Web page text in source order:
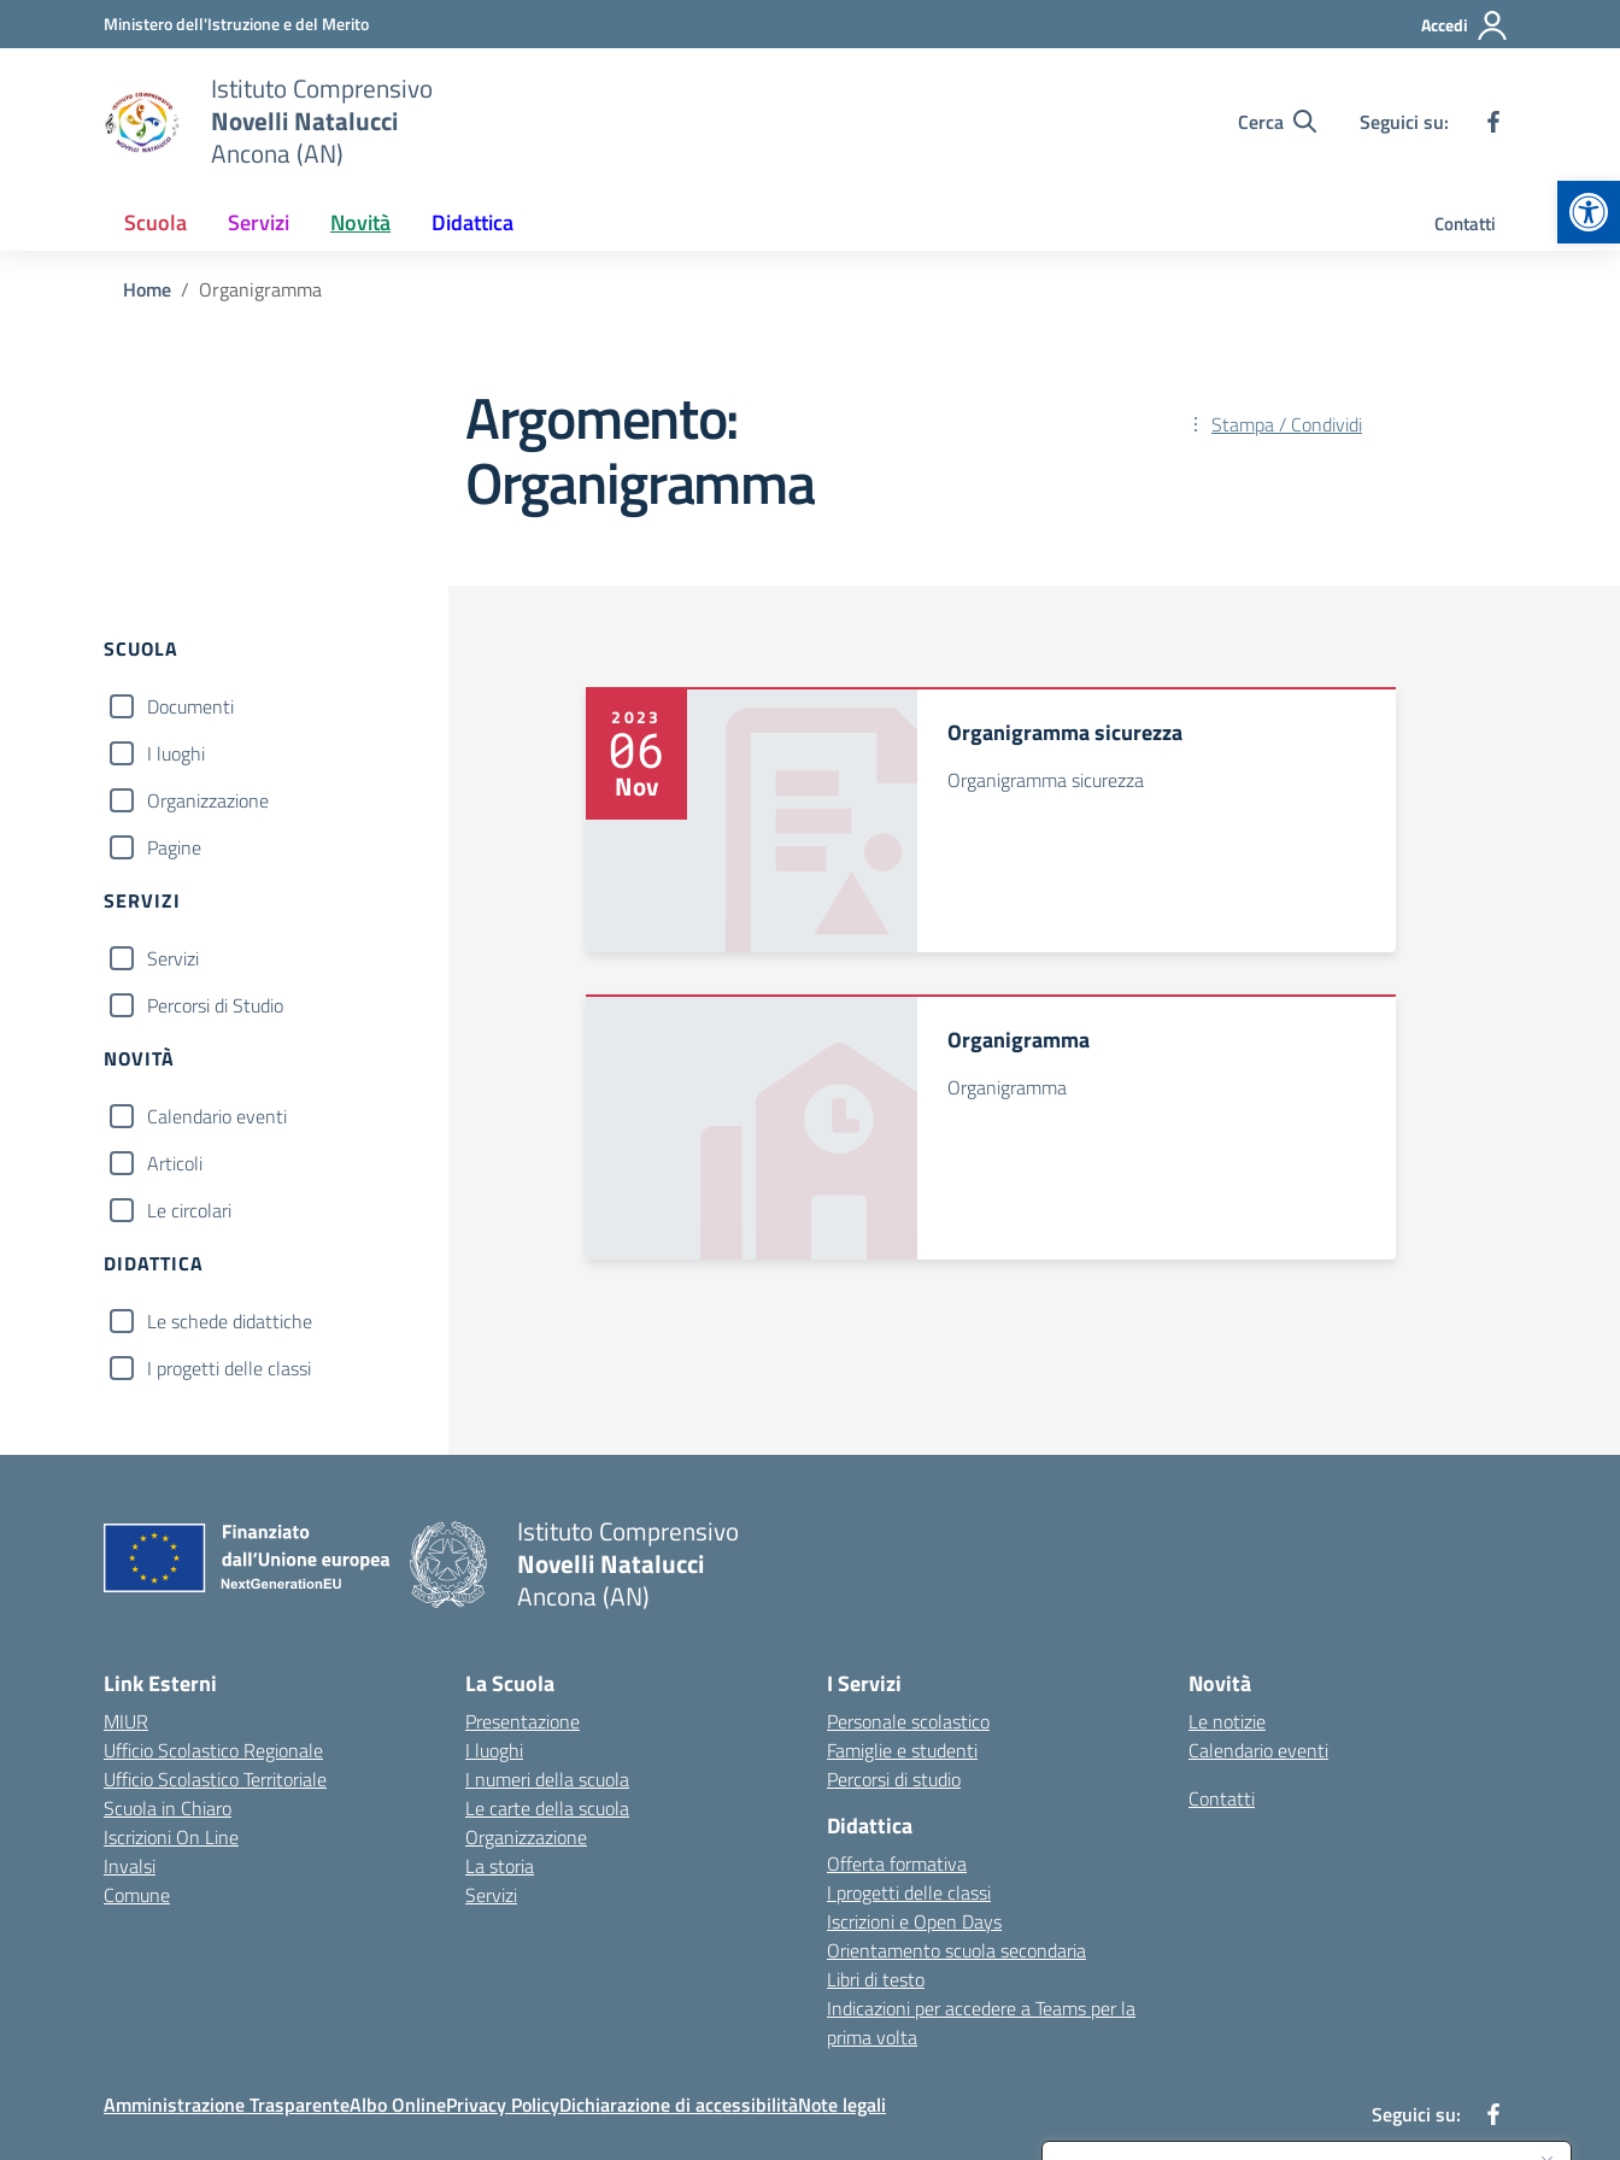
Vai ai contenuti
Vai al menu di navigazioneMinistero dell'Istruzione e del Merito Accedi
Istituto Comprensivo
Novelli Natalucci
Ancona (AN)
Cerca Seguici su:
Scuola Servizi Novità Didattica Contatti
Home Organigramma
Argomento:
Organigramma
Stampa / Condividi
Filtri
SCUOLA
Documenti
I luoghi
Organizzazione
Pagine
SERVIZI
Servizi
Percorsi di Studio
NOVITÀ
Calendario eventi
Articoli
Le circolari
DIDATTICA
Le schede didattiche
I progetti delle classi
2023
06
Nov
Organigramma sicurezza
Organigramma sicurezza
Organigramma
Organigramma
Istituto Comprensivo
Novelli Natalucci
Ancona (AN)
Link Esterni
MIUR
Ufficio Scolastico Regionale
Ufficio Scolastico Territoriale
Scuola in Chiaro
Iscrizioni On Line
Invalsi
Comune
La Scuola
Presentazione
I luoghi
I numeri della scuola
Le carte della scuola
Organizzazione
La storia
Servizi
I Servizi
Personale scolastico
Famiglie e studenti
Percorsi di studio
Didattica
Offerta formativa
I progetti delle classi
Iscrizioni e Open Days
Orientamento scuola secondaria
Libri di testo
Indicazioni per accedere a Teams per la
prima volta
Novità
Le notizie
Calendario eventi
Contatti
Amministrazione TrasparenteAlbo OnlinePrivacy PolicyDichiarazione di accessibilitàNote legali Seguici su: